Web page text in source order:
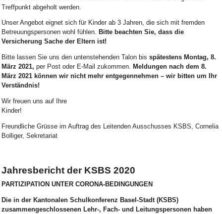
Treffpunkt abgeholt werden.
Unser Angebot eignet sich für Kinder ab 3 Jahren, die sich mit fremden
Betreuungspersonen wohl fühlen. Bitte beachten Sie, dass die
Versicherung Sache der Eltern ist!
Bitte lassen Sie uns den untenstehenden Talon bis spätestens Montag, 8.
März 2021, per Post oder E-Mail zukommen. Meldungen nach dem 8.
März 2021 können wir nicht mehr entgegennehmen – wir bitten um Ihr
Verständnis!
Wir freuen uns auf Ihre
Freundliche Grüsse im Auftrag des Leitenden Ausschusses KSBS, Cornelia
Bolliger, Sekretariat
Jahresbericht der KSBS 2020
PARTIZIPATION UNTER CORONA-BEDINGUNGEN
Die in der Kantonalen Schulkonferenz Basel-Stadt (KSBS)
zusammengeschlossenen Lehr-, Fach- und Leitungspersonen haben